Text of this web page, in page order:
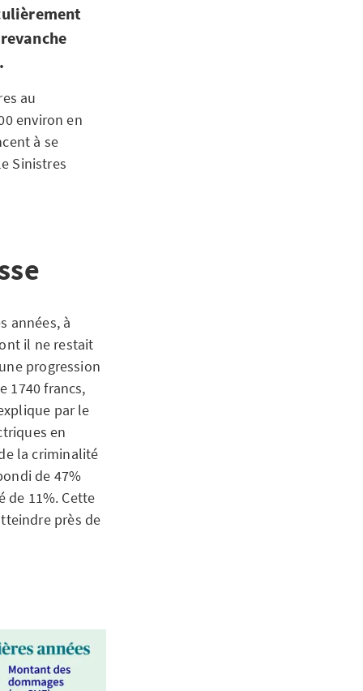
au
environ en
à se
Sinistres
années, à
il ne restait
progression
1740 francs,
par le
en
la criminalité
de 47%
de 11%. Cette
près de